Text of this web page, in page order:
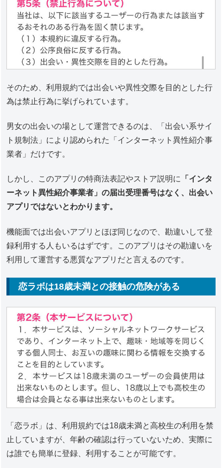
そのため、利用規約では出会いや異性交際を目的とした行
為は禁止行為に挙げられています。
男女の出会いの場として運営できるのは、「出会い系サイ
ト規制法」により認められた「インターネット異性紹介事
業者」だけです。
しかし、このアプリの特商法表記やストア説明に
「インタ
ーネット異性紹介事業者」の届出受理番号はなく、出会い
アプリではないとわかります。
機能面では出会いアプリとほぼ同じなので、勘違いして登
録利用する人もいるはずです。このアプリはその勘違いを
利用して運営する悪質なアプリだと言えるのです。
恋ラボは18歳未満との接触の危険がある
「恋ラボ」は、利用規約では18歳未満と高校生の利用を禁
止していますが、年齢の確認は行っていないため、実際に
は誰でも簡単に登録、利用することが可能です。